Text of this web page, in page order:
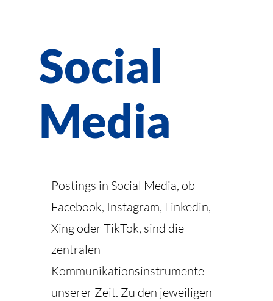
Social
Media
Postings in Social Media, ob
Facebook, Instagram, Linkedin,
Xing oder TikTok, sind die
zentralen
Kommunikationsinstrumente
unserer Zeit. Zu den jeweiligen